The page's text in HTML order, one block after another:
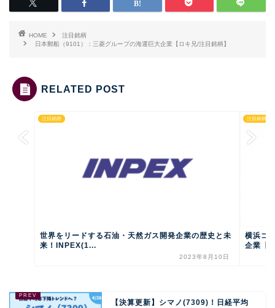
HOME
注目銘柄
日本郵船（9101）：三菱グループの海運巨大企業【ロキ兄/注目銘柄】
RELATED POST
注目銘柄
世界をリードする石油・天然ガス開発企業の歴史と未
来！INPEX(1...
2023年8月10日
注目銘柄
横浜ゴ
企業【
【決算更新】シマノ(7309)！日経平均